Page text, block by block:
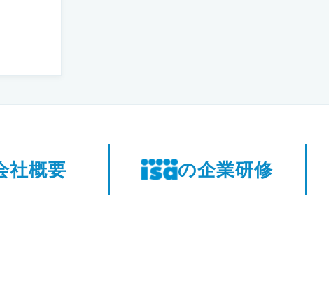
社概要 の企業研修